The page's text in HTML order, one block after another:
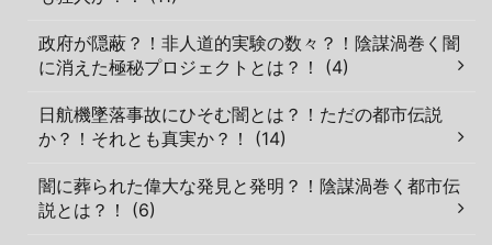
政府が隠蔽？！非人道的実験の数々？！陰謀渦巻く闇
に消えた極秘プロジェクトとは？！ (4)
日航機墜落事故にひそむ闇とは？！ただの都市伝説
か？！それとも真実か？！ (14)
闇に葬られた偉大な発見と発明？！陰謀渦巻く都市伝
説とは？！ (6)